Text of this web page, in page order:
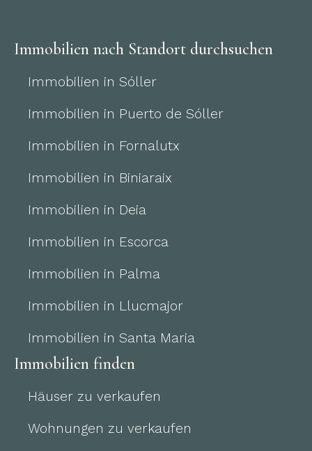
Immobilien nach Standort durchsuchen
Immobilien in Sóller
Immobilien in Puerto de Sóller
Immobilien in Fornalutx
Immobilien in Biniaraix
Immobilien in Deia
Immobilien in Escorca
Immobilien in Palma
Immobilien in Llucmajor
Immobilien in Santa Maria
Immobilien finden
Häuser zu verkaufen
Wohnungen zu verkaufen